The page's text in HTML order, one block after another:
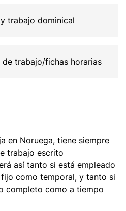
trabajo dominical
de trabajo/fichas horarias
en Noruega, tiene siempre
trabajo escrito
así tanto si está empleado
como temporal, y tanto si
completo como a tiempo